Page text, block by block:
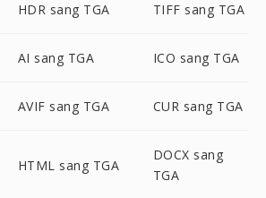
HDR sang TGA TIFF sang TGA
AI sang TGA ICO sang TGA
AVIF sang TGA CUR sang TGA
HTML sang TGA
DOCX sang
TGA